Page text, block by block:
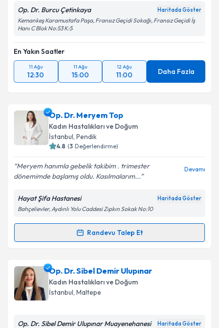
Op. Dr. Burcu Çetinkaya Haritada Göster
Kemankeş Karamustafa Paşa, Fransız Geçidi Sokağı, Fransız Geçidi İş
Hanı C Blok No:53 K:5
En Yakın Saatler
11 Ağu
12:30
11 Ağu
15:00
12 Ağu
11:00 Daha Fazla
Op. Dr. Meryem Top
Kadın Hastalıkları ve Doğum
İstanbul, Pendik
4.8 (3 Değerlendirme)
Meryem hanımla gebelik takibim . trimester
dönemimde başlamış oldu. Kasılmalarım...
Devamı
Hayat Şifa Hastanesi Haritada Göster
Bahçelievler, Aydınlı Yolu Caddesi Zıpkın Sokak No:10
Randevu Talep Et
Randevu Takvimi Talebi
Op. Dr. Meryem Topiçin randevu takvimi talebi
oluşturun. Size bu uzmandan randevu almanız için bir
takvim hazırlandığında e-posta ile bilgilendireceğiz.
Op. Dr. Sibel Demir Ulupınar
Kadın Hastalıkları ve Doğum
İstanbul, Maltepe
Op. Dr. Sibel Demir Ulupınar Muayenehanesi Haritada Göster